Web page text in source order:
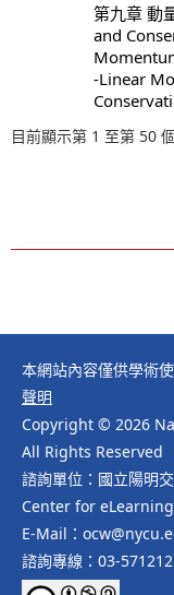
第九章 動
and
-Linear
目前顯示第 1 至第 50
本網站內容僅供學術
聲明
Copyright © 2026
All Rights Reserved
諮詢單位：國立陽明
Center for
E-Mail：
諮詢專線：03-